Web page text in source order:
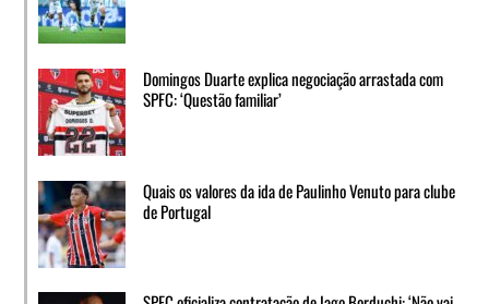
Domingos Duarte explica negociação arrastada com
SPFC: ‘Questão familiar’
Quais os valores da ida de Paulinho Venuto para clube
de Portugal